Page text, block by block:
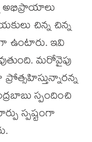
అభిప్రాయాలు
చిన్న చిన్న
ఉంటారు. ఇవి
మరోవైపు
స్పందించి
స్పష్టంగా